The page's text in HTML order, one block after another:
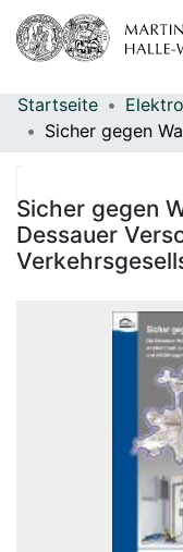
Bereiche &
Statistiken
Startseite
Sicher gegen
Dessauer